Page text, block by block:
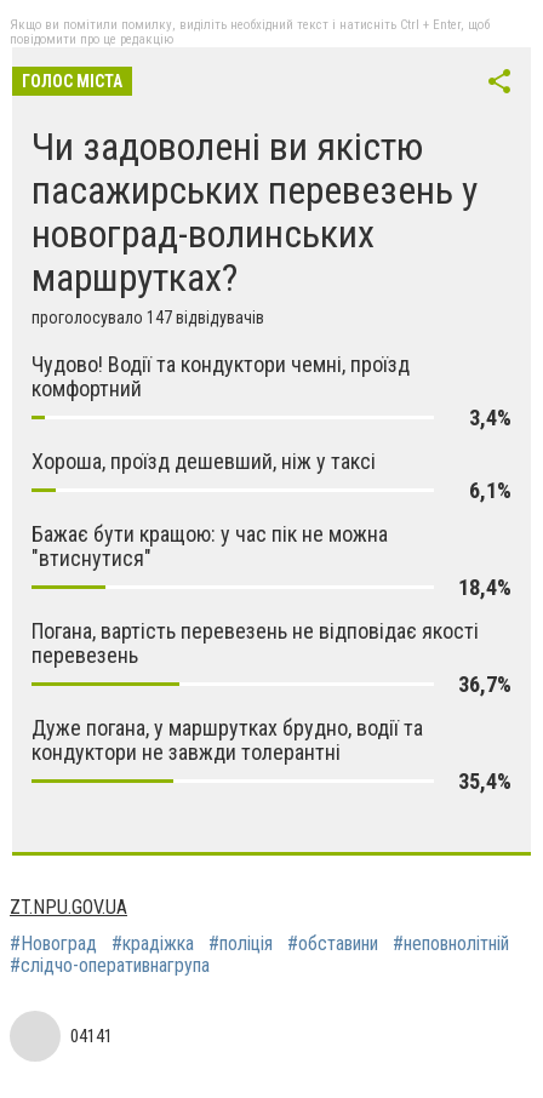
Якщо ви помітили помилку, виділіть необхідний текст і натисніть Ctrl + Enter, щоб
повідомити про це редакцію
ГОЛОС МІСТА
Чи задоволені ви якістю
пасажирських перевезень у
новоград-волинських
маршрутках?
проголосувало 147 відвідувачів
Чудово! Водії та кондуктори чемні, проїзд
комфортний
3,4%
Хороша, проїзд дешевший, ніж у таксі
6,1%
Бажає бути кращою: у час пік не можна
"втиснутися"
18,4%
Погана, вартість перевезень не відповідає якості
перевезень
36,7%
Дуже погана, у маршрутках брудно, водії та
кондуктори не завжди толерантні
35,4%
ZT.NPU.GOV.UA
#Новоград
#крадіжка #поліція #обставини
#неповнолітній
#слідчо-оперативнагрупа
04141